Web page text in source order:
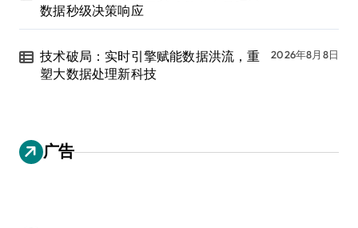
数据秒级决策响应
技术破局：实时引擎赋能数据洪流，重
塑大数据处理新科技
2026年8月8日
广告